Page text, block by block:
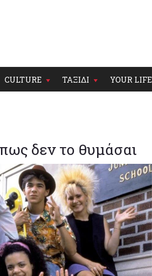
CULTURE ΤΑΞΙΔΙ YOUR LIFE
δεν το θυμάσαι